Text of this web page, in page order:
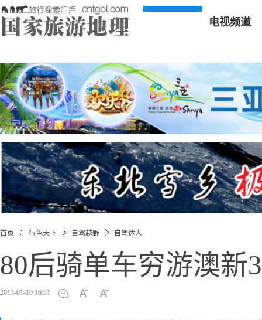
电视频道
首页 行色天下 自驾越野 自驾达人
80后骑单车穷游澳新
2013-01-10 16:31